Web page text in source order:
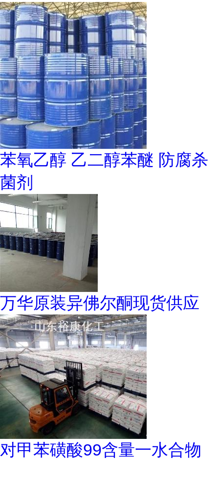
苯氧乙醇 乙二醇苯醚 防腐杀
菌剂
万华原装异佛尔酮现货供应
对甲苯磺酸99含量一水合物